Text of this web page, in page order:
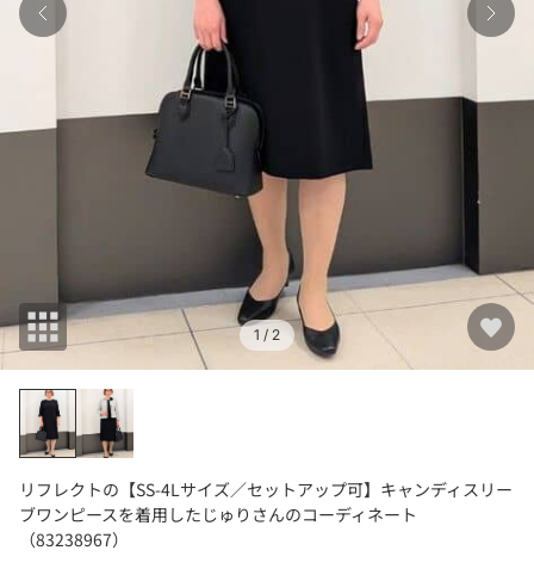
1 / 2
リフレクトの【SS-4Lサイズ／セットアップ可】キャンディスリー
ブワンピースを着用したじゅりさんのコーディネート
（83238967）